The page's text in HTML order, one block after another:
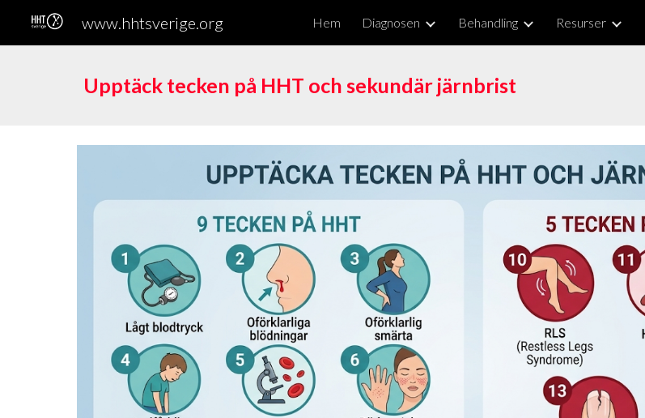
Skip to main content
www.hhtsverige.org Hem Diagnosen Behandling Resurser
Upptäck tecken på HHT och sekundär järnbrist